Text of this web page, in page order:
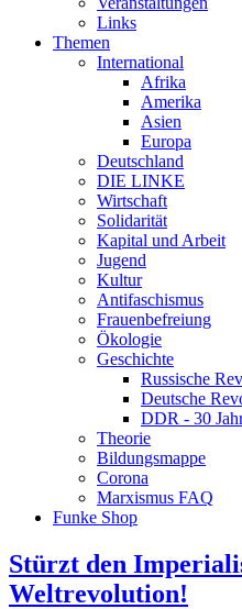
Links
Themen
International
Afrika
Amerika
Asien
Europa
Deutschland
DIE LINKE
Wirtschaft
Solidarität
Kapital und Arbeit
Jugend
Kultur
Antifaschismus
Frauenbefreiung
Ökologie
Geschichte
Russische
Deutsche
DDR - 30
Theorie
Bildungsmappe
Corona
Marxismus FAQ
Funke Shop
Stürzt den
Weltrevolution!